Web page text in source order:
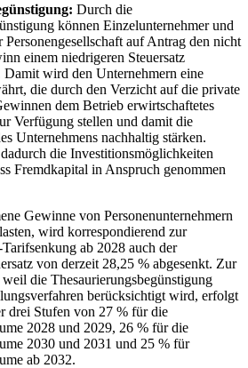
Durch die
können Einzelunternehmer und
Personengesellschaft auf Antrag den nicht
einem niedrigeren Steuersatz
Damit wird den Unternehmern eine
die durch den Verzicht auf die private
dem Betrieb erwirtschaftetes
Verfügung stellen und damit die
Unternehmens nachhaltig stärken.
die Investitionsmöglichkeiten
Fremdkapital in Anspruch genommen
Gewinne von Personenunternehmern
wird korrespondierend zur
ab 2028 auch der
von derzeit 28,25 % abgesenkt. Zur
die Thesaurierungsbegünstigung
berücksichtigt wird, erfolgt
drei Stufen von 27 % für die
2028 und 2029, 26 % für die
2030 und 2031 und 25 % für
ab 2032.